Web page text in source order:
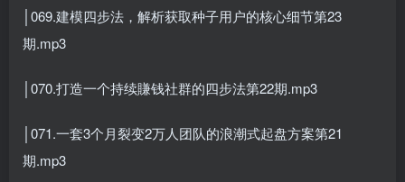
│069.建模四步法，解析获取种子用户的核心细节第23
期.mp3
│070.打造一个持续賺钱社群的四步法第22期.mp3
│071.一套3个月裂变2万人团队的浪潮式起盘方案第21
期.mp3